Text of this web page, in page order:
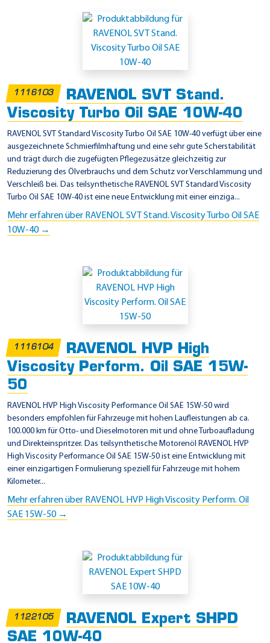
1116103
RAVENOL SVT Stand.
Viscosity Turbo Oil SAE 10W-40
RAVENOL SVT Standard Viscosity Turbo Oil SAE 10W-40 verfügt über eine
ausgezeichnete Schmierfilmhaftung und eine sehr gute Scherstabilität
und trägt durch die zugefügten Pflegezusätze gleichzeitig zur
Reduzierung des Ölverbrauchs und dem Schutz vor Verschlammung und
Verschleiß bei. Das teilsynthetische RAVENOL SVT Standard Viscosity
Turbo Oil SAE 10W-40 ist eine neue Entwicklung mit einer einziga...
Mehr erfahren über RAVENOL SVT Stand. Viscosity Turbo Oil SAE
10W-40 →
1116104
RAVENOL HVP High
Viscosity Perform. Oil SAE 15W-
50
RAVENOL HVP High Viscosity Performance Oil SAE 15W-50 wird
besonders empfohlen für Fahrzeuge mit hohen Laufleistungen ab ca.
100.000 km für Otto- und Dieselmotoren mit und ohne Turboaufladung
und Direkteinspritzer. Das teilsynthetische Motorenöl RAVENOL HVP
High Viscosity Performance Oil SAE 15W-50 ist eine Entwicklung mit
einer einzigartigen Formulierung speziell für Fahrzeuge mit hohem
Kilometer...
Mehr erfahren über RAVENOL HVP High Viscosity Perform. Oil
SAE 15W-50 →
1122105
RAVENOL Expert SHPD
SAE 10W-40